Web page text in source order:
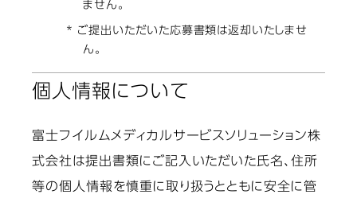
ません。
* ご提出いただいた応募書類は返却いたしませ
ん。
個人情報について
富士フイルムメディカルサービスソリューション株
式会社は提出書類にご記入いただいた氏名、住所
等の個人情報を慎重に取り扱うとともに安全に管